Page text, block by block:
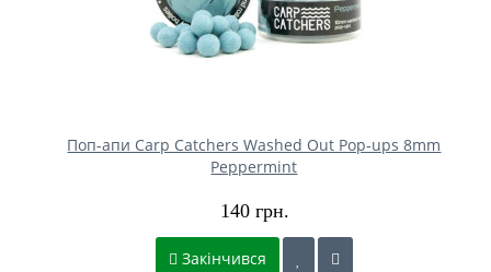
Поп-апи Carp Catchers Washed Out Pop-ups 8mm
Peppermint
140 грн.
Закінчився